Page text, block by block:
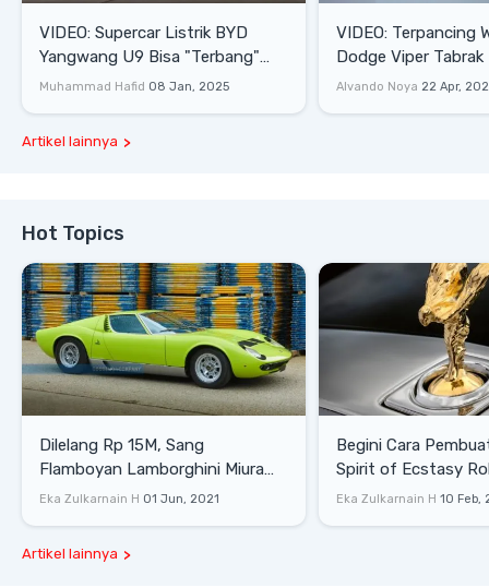
VIDEO: Supercar Listrik BYD
Yangwang U9 Bisa "Terbang"
Lewati Rintangan
Muhammad Hafid 08 Jan, 2025
VIDEO: Terpancing
Dodge Viper Tabrak
Saat Burnout
Alvando Noya 22 Apr,
Artikel lainnya
Hot Topics
Dilelang Rp 15M, Sang
Flamboyan Lamborghini Miura
P400 S
Eka Zulkarnain H 01 Jun, 2021
Begini Cara
Spirit of Ecstasy
Eka Zulkarnain H 10 Feb,
Artikel lainnya